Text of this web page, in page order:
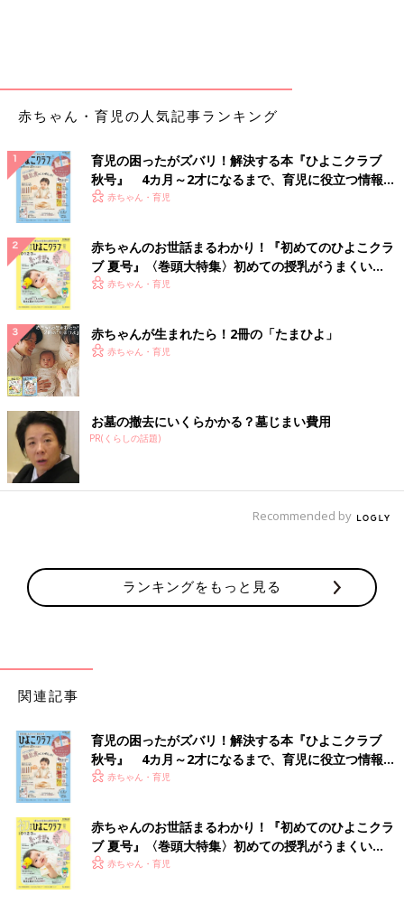
「医療従事者であるため、休日でも新型コロナの感染を防ぐため
所に行き、キャンプなどを楽しむことが多くなり、2人の中で引
っ越しするなら田舎暮らしもいいね！ と話すようになりまし
た。
勤務先に近い場所と自然豊かな場所に家を借りて、二拠点生活を
するのもいいと思っていました。休日だけ田舎暮らしをするよう
なイメージです」（梨絵さん）
そこで俊希さんが中心になり、引っ越し先を探し始めます。
「僕は古民家や歴史が好きで、いろいろインターネット検索をし
たのですが、土地勘がない場所だとピンと来なくて。しかし兵庫
県丹波篠山市で古民家が売り出されているのを偶然見つけまし
た。実は以前、新聞社で広告営業をしていたことがあり、兵庫県
丹波篠山市は、そのときの担当エリアだったんです。土地勘があ
るので不安もなく、自然と“ここならいいかも！”と思えました。
大阪までも電車で1時間～1時間半で行けるということもチェック
ポイントでした」（俊希さん）
築約130年の旧村山家に宿泊体験。迷うことなく移
加藤さん夫婦が住む古民家。内装はリフォームされており、４LDKの間取り。
俊希さんが見つけた古民家は、山裾の小高い場所に建つ築約130
赤ちゃん・育児の人気記事ランキング
育児の困ったがズバリ！解決する本『ひよこクラブ
秋号』 4カ月～2才になるまで、育児に役立つ情報が
いっぱい！
赤ちゃん・育児
赤ちゃんのお世話まるわかり！『初めてのひよこクラ
ブ 夏号』〈巻頭大特集〉初めての授乳がうまくい
く！ おっぱい・ミルクの基本と夏のトラブル 解決テ
赤ちゃん・育児
赤ちゃんが生まれたら！2冊の「たまひよ」
赤ちゃん・育児
お墓の撤去にいくらかかる？墓じまい費用
PR(くらしの話題)
Recommended by
ランキングをもっと見る
関連記事
育児の困ったがズバリ！解決する本『ひよこクラブ
秋号』 4カ月～2才になるまで、育児に役立つ情報が
いっぱい！
赤ちゃん・育児
赤ちゃんのお世話まるわかり！『初めてのひよこクラ
ブ 夏号』〈巻頭大特集〉初めての授乳がうまくい
く！ おっぱい・ミルクの基本と夏のトラブル 解決テ
赤ちゃん・育児